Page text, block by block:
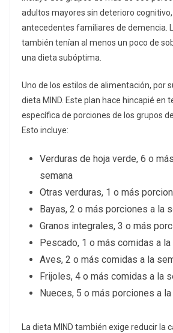
adultos mayores sin deterioro
antecedentes familiares de demencia.
también tenían al menos un poco de
una dieta subóptima.
Uno de los estilos de alimentación, por
dieta MIND. Este plan hace hincapié en
específica de porciones de los grupos
Esto incluye:
Verduras de hoja verde, 6 o
semana
Otras verduras, 1 o más
Bayas, 2 o más porciones a la
Granos integrales, 3 o más
Pescado, 1 o más comidas a la
Aves, 2 o más comidas a la
Frijoles, 4 o más comidas a la
Nueces, 5 o más porciones a
La dieta MIND también exige reducir la